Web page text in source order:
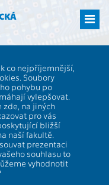
co nejpříjemnější,
Soubory
pohybu po
vylepšovat.
zde, na jiných
pro vás
bližší
naší fakultě.
prezentaci
souhlasu to
vyhodnotit
pro roboty
2022
percepce a akce